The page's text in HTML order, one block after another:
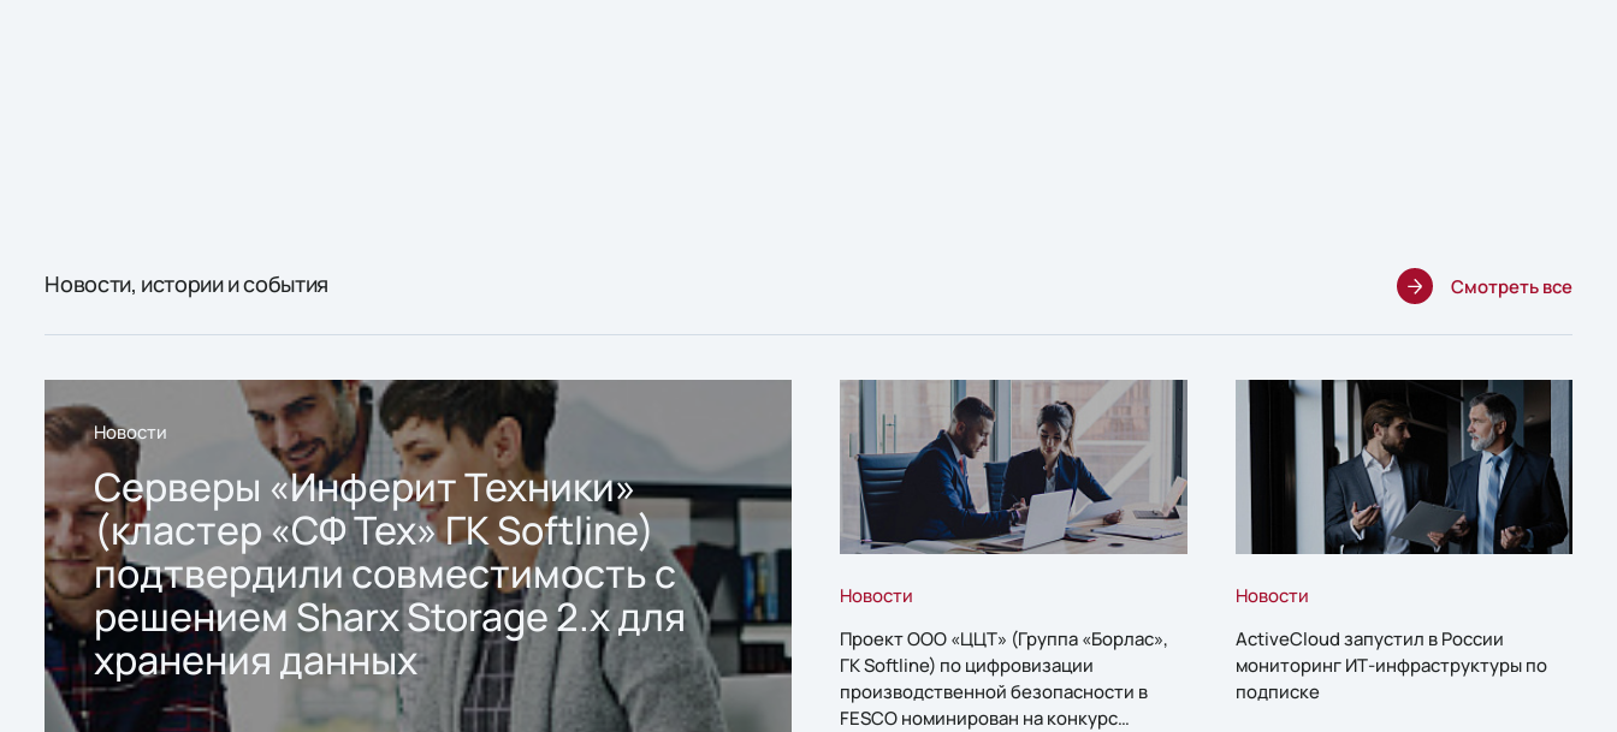
Новости, истории и события Смотреть все
Новости
Серверы «Инферит Техники»
(кластер «СФ Тех» ГК Softline)
подтвердили совместимость с
решением Sharx Storage 2.x для
хранения данных
Новости
Проект ООО «ЦЦТ» (Группа «Борлас»,
ГК Softline) по цифровизации
производственной безопасности в
FESCO номинирован на конкурс
Новости
ActiveCloud запустил в России
мониторинг ИТ-инфраструктуры по
подписке